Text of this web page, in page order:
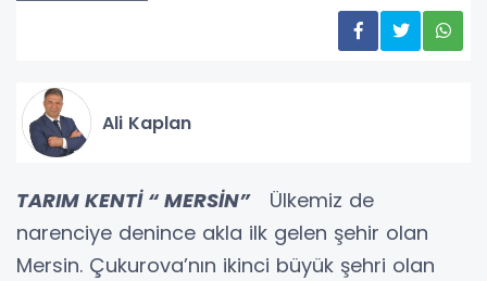
Ali Kaplan
TARIM KENTİ “ MERSİN”Ülkemiz de
narenciye denince akla ilk gelen şehir olan
Mersin. Çukurova’nın ikinci büyük şehri olan